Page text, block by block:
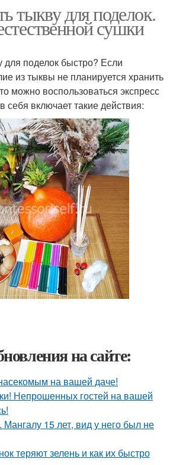
тыкву для поделок.
сушки
для поделок быстро? Если
из тыквы не планируется хранить
можно воспользоваться экспресс
включает такие действия:
на сайте:
на вашей даче!
Непрошенных гостей на вашей
Мангалу 15 лет, вид у него был не
теряют зелень и как их быстро